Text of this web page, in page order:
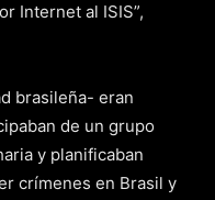
Internet al ISIS”,
brasileña- eran
de un grupo
y planificaban
crímenes en Brasil y